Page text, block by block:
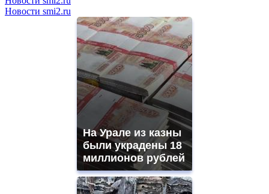
Новости smi2.ru
На Урале из казны
были украдены 18
миллионов рублей